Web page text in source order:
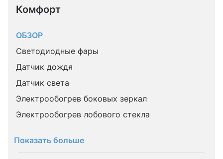
Комфорт
ОБЗОР
Светодиодные фары
Датчик дождя
Датчик света
Электрообогрев боковых зеркал
Электрообогрев лобового стекла
Показать больше